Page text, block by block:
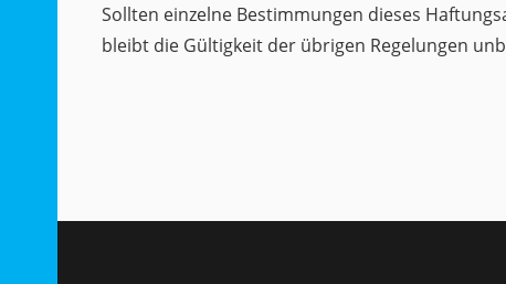
Sollten einzelne Bestimmungen dieses
bleibt die Gültigkeit der übrigen Regelungen